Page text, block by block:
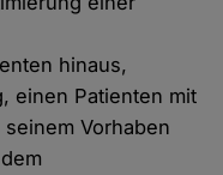
hinaus,
einen Patienten mit
Vorhaben